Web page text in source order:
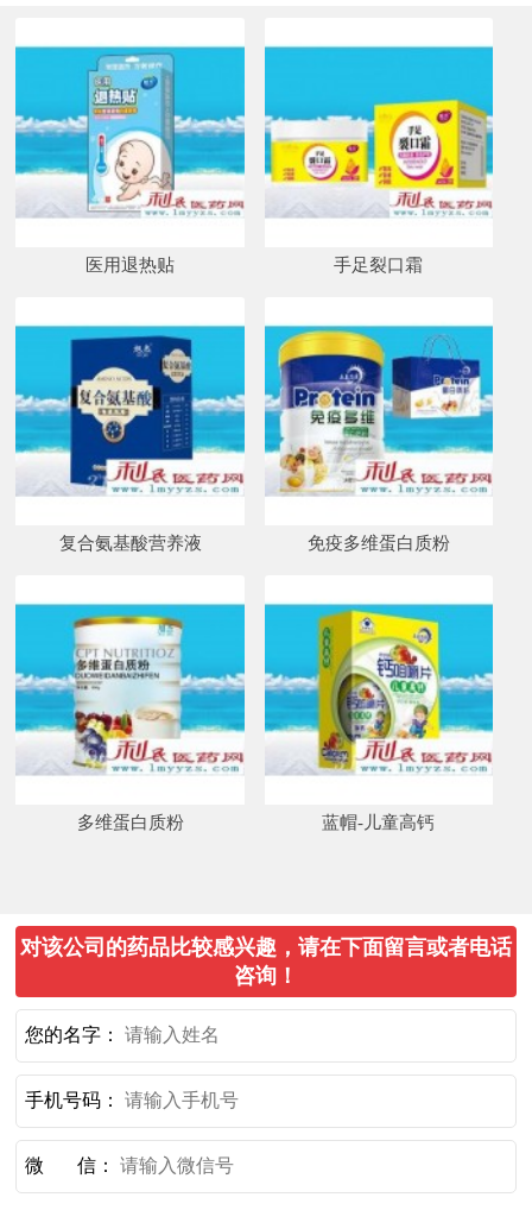
医用退热贴 手足裂口霜
复合氨基酸营养液 免疫多维蛋白质粉
多维蛋白质粉 蓝帽-儿童高钙
对该公司的药品比较感兴趣，请在下面留言或者电话
咨询！
您的名字：
手机号码：
微 信：